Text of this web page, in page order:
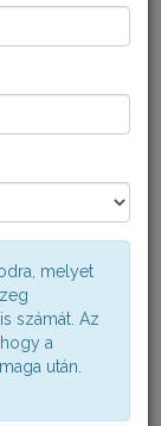
címkéjét is!
címkéjét is!
melyet
számát. Az
a
után.